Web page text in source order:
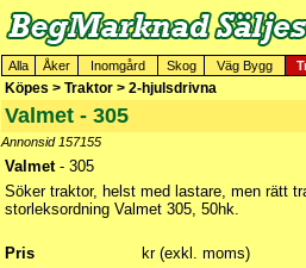
Alla Åker Inomgård Skog Väg Bygg
Köpes > Traktor > 2-hjulsdrivna
Valmet - 305
Annonsid 157155
Valmet- 305
Söker traktor, helst med lastare, men rätt
storleksordning Valmet 305, 50hk.
Pris kr (exkl. moms)